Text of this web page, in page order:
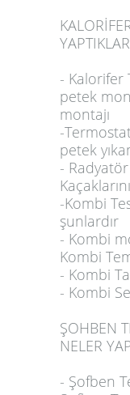
- Kalorifer
petek
montajı
-
petek
-
-Kombi
şunlardır
- Kombi
Kombi
- Kombi
- Kombi
ŞOHBEN
NELER
- Şofben